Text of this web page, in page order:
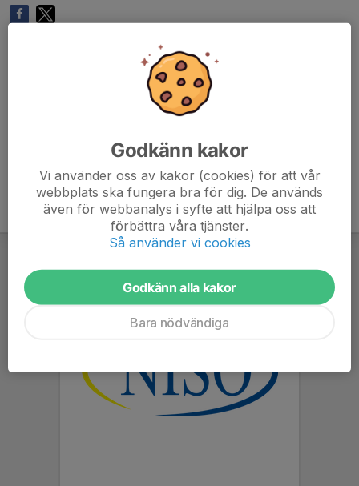
Godkänn kakor
Vi använder oss av kakor (cookies) för att vår
webbplats ska fungera bra för dig. De används
även för webbanalys i syfte att hjälpa oss att
förbättra våra tjänster.
Så använder vi cookies
Godkänn alla kakor
Bara nödvändiga